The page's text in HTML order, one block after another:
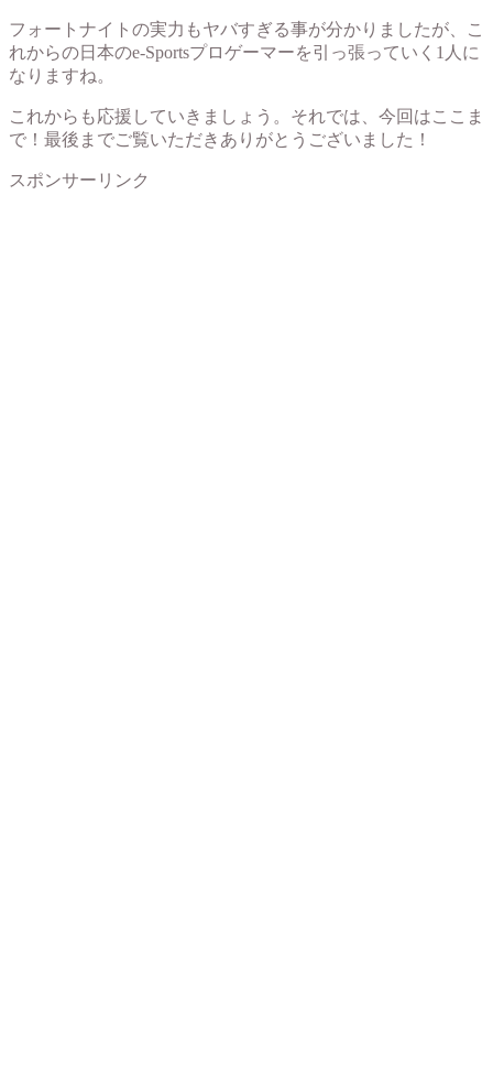
フォートナイトの実力もヤバすぎる事が分かりましたが、こ
れからの日本のe-Sportsプロゲーマーを引っ張っていく1人に
なりますね。
これからも応援していきましょう。それでは、今回はここま
で！最後までご覧いただきありがとうございました！
スポンサーリンク